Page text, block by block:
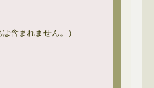
含まれません。）